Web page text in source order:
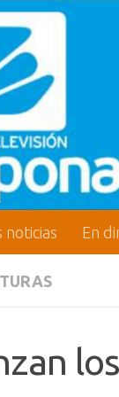
noticias En